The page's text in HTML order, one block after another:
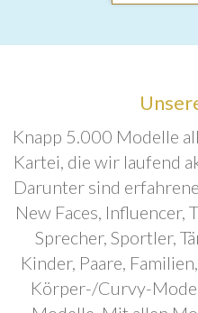
Knapp 5.000 Modelle
Kartei, die wir laufend
Darunter sind
New Faces, Influencer,
Sprecher, Sportler,
Kinder, Paare,
Körper-/Curvy-